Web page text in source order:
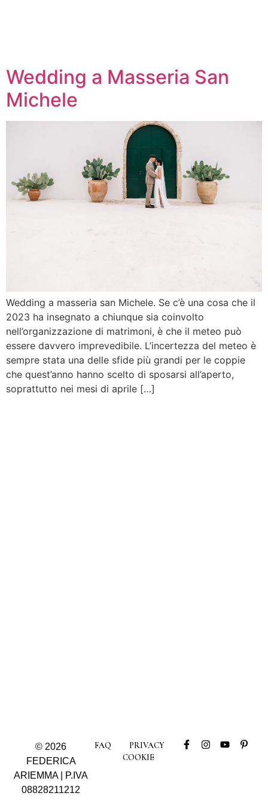
Wedding a Masseria San
Michele
Wedding a masseria san Michele. Se c’è una cosa che il
2023 ha insegnato a chiunque sia coinvolto
nell’organizzazione di matrimoni, è che il meteo può
essere davvero imprevedibile. L’incertezza del meteo è
sempre stata una delle sfide più grandi per le coppie
che quest’anno hanno scelto di sposarsi all’aperto,
soprattutto nei mesi di aprile […]
© 2026
FEDERICA
ARIEMMA | P.IVA
08828211212
FAQ
PRIVACY
COOKIE